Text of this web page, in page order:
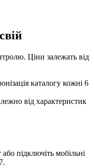
Ціни залежать від
каталогу кожні 6
від характеристик
підключіть мобільні